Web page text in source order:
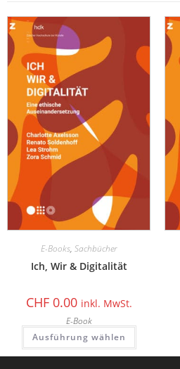
E-Books, Sachbücher
Ich, Wir & Digitalität
CHF0.00 inkl. MwSt.
E-Book
Ausführung wählen